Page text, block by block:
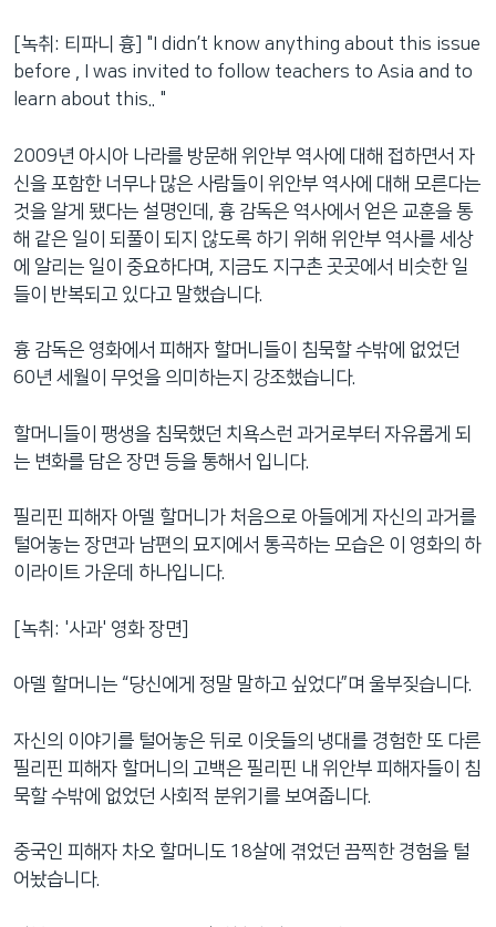
[녹취: 티파니 흉] "I didn’t know anything about this issue
before , I was invited to follow teachers to Asia and to
learn about this.. "
2009년 아시아 나라를 방문해 위안부 역사에 대해 접하면서 자
신을 포함한 너무나 많은 사람들이 위안부 역사에 대해 모른다는
것을 알게 됐다는 설명인데, 흉 감독은 역사에서 얻은 교훈을 통
해 같은 일이 되풀이 되지 않도록 하기 위해 위안부 역사를 세상
에 알리는 일이 중요하다며, 지금도 지구촌 곳곳에서 비슷한 일
들이 반복되고 있다고 말했습니다.
흉 감독은 영화에서 피해자 할머니들이 침묵할 수밖에 없었던
60년 세월이 무엇을 의미하는지 강조했습니다.
할머니들이 팽생을 침묵했던 치욕스런 과거로부터 자유롭게 되
는 변화를 담은 장면 등을 통해서 입니다.
필리핀 피해자 아델 할머니가 처음으로 아들에게 자신의 과거를
털어놓는 장면과 남편의 묘지에서 통곡하는 모습은 이 영화의 하
이라이트 가운데 하나입니다.
[녹취: '사과' 영화 장면]
아델 할머니는 “당신에게 정말 말하고 싶었다”며 울부짖습니다.
자신의 이야기를 털어놓은 뒤로 이웃들의 냉대를 경험한 또 다른
필리핀 피해자 할머니의 고백은 필리핀 내 위안부 피해자들이 침
묵할 수밖에 없었던 사회적 분위기를 보여줍니다.
중국인 피해자 차오 할머니도 18살에 겪었던 끔찍한 경험을 털
어놨습니다.